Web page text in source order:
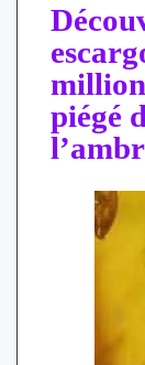
piégé